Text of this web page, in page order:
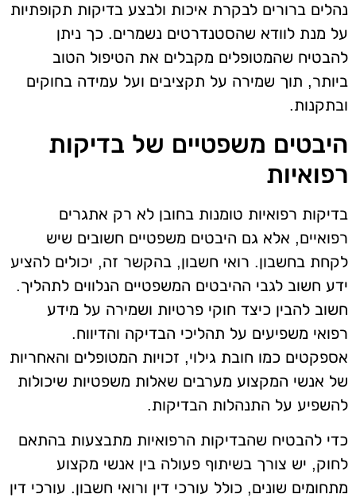
נהלים ברורים לבקרת איכות ולבצע בדיקות תקופתיות
על מנת לוודא שהסטנדרטים נשמרים. כך ניתן
להבטיח שהמטופלים מקבלים את הטיפול הטוב
ביותר, תוך שמירה על תקציבים ועל עמידה בחוקים
ובתקנות.
היבטים משפטיים של בדיקות
רפואיות
בדיקות רפואיות טומנות בחובן לא רק אתגרים
רפואיים, אלא גם היבטים משפטיים חשובים שיש
לקחת בחשבון. רואי חשבון, בהקשר זה, יכולים להציע
ידע חשוב לגבי ההיבטים המשפטיים הנלווים לתהליך.
חשוב להבין כיצד חוקי פרטיות ושמירה על מידע
רפואי משפיעים על תהליכי הבדיקה והדיווח.
אספקטים כמו חובת גילוי, זכויות המטופלים והאחריות
של אנשי המקצוע מערבים שאלות משפטיות שיכולות
להשפיע על התנהלות הבדיקות.
כדי להבטיח שהבדיקות הרפואיות מתבצעות בהתאם
לחוק, יש צורך בשיתוף פעולה בין אנשי מקצוע
מתחומים שונים, כולל עורכי דין ורואי חשבון. עורכי דין